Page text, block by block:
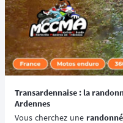
Transardennaise : la
Ardennes
Vous cherchez une